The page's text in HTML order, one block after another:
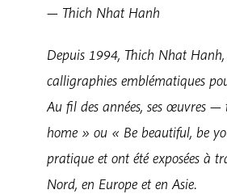
— Thich Nhat Hanh
Depuis 1994, Thich Nhat Hanh,
calligraphies emblématiques
Au fil des années, ses œuvres
home » ou « Be beautiful, be
pratique et ont été exposées à
Nord, en Europe et en Asie.